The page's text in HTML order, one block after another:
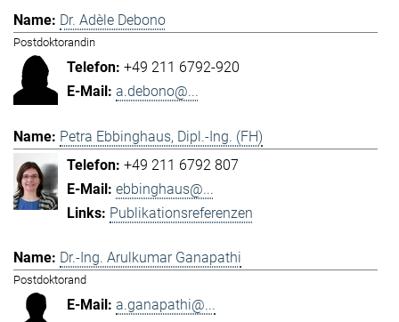
Dr. Adèle Debono
Postdoktorandin
+49 211 6792-920
a.debono@...
Petra Ebbinghaus, Dipl.-Ing. (FH)
+49 211 6792 807
ebbinghaus@...
Publikationsreferenzen
Dr.-Ing. Arulkumar Ganapathi
Postdoktorand
a.ganapathi@...